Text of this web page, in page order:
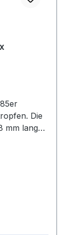
Die
mm lang